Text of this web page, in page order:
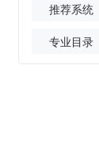
推荐系统
专业目录